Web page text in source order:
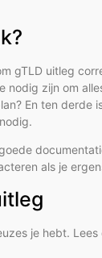
gTLD uitleg
zijn om
En ten derde
als je
je hebt.